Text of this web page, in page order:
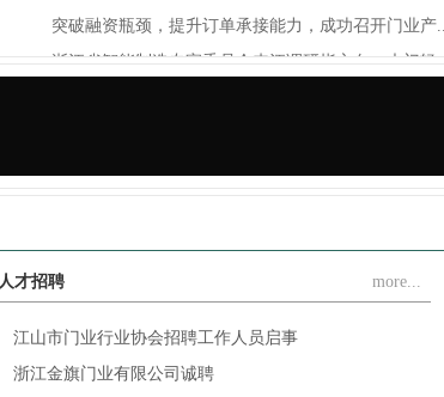
突破融资瓶颈，提升订单承接能力，成功召开门业产...
浙江省智能制造专家委员会来江调研指方向：木门轻...
人才招聘 more...
江山市门业行业协会招聘工作人员启事
浙江金旗门业有限公司诚聘